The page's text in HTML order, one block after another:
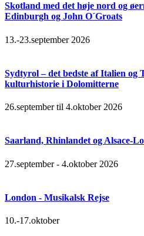
Skotland med det høje nord og
Edinburgh og John O´Groats
13.-23.september 2026
Sydtyrol – det bedste af Italien og
kulturhistorie i Dolomitterne
26.september til 4.oktober 2026
Saarland, Rhinlandet og Alsace-
27.september - 4.oktober 2026
London - Musikalsk Rejse
10.-17.oktober